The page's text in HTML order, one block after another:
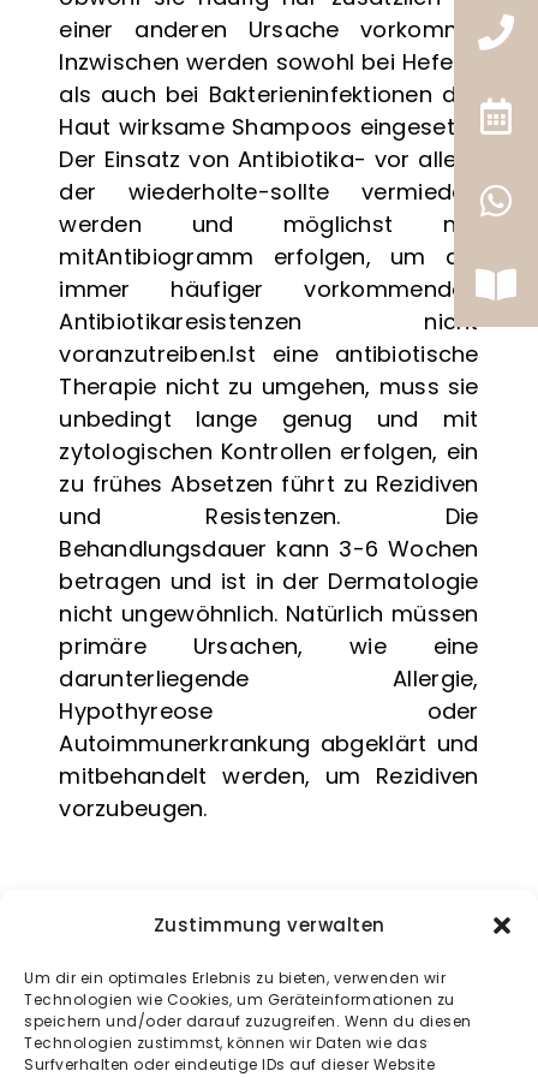
Zustimmung verwalten
Um dir ein optimales Erlebnis zu bieten, verwenden wir
Technologien wie Cookies, um Geräteinformationen zu
speichern und/oder darauf zuzugreifen. Wenn du diesen
Technologien zustimmst, können wir Daten wie das
Surfverhalten oder eindeutige IDs auf dieser Website
Futtermittelallergie Anamesebogen Online
Futtermittelallergie beim Haustier –
Unverträglichkeiten bei Hund und Katze
Hauterkrankungen bei Hund und Katze – Ekzem
beim Haustier
Kampf dem Fellverlust! Allergie als Übeltäter
Kompetente Online-Beratung für Ihr Haustier
bei Futtermittelallergien und
Unverträglichkeiten
Leistungen der Kleintierpraxis Seeburg
Ernährungs-Tagebuch
Glossar – Erkrankungen bei Haustieren – Hund,
Katze und Kaninchen
Kontakt
Menüeintrag
einer anderen Ursache vorkommt.
Inzwischen werden sowohl bei Hefen-
als auch bei Bakterieninfektionen der
Haut wirksame Shampoos eingesetzt.
Der Einsatz von Antibiotika- vor allem
der wiederholte-sollte vermieden
werden und möglichst nur
mitAntibiogramm erfolgen, um die
immer häufigervorkommenden
Antibiotikaresistenzen nicht
voranzutreiben.Ist eine antibiotische
Therapie nicht zu umgehen, muss sie
unbedingt lange genug und mit
zytologischen Kontrollen erfolgen, ein
zu frühes Absetzen führt zu Rezidiven
und Resistenzen. Die
Behandlungsdauer kann 3-6 Wochen
betragen und ist in der Dermatologie
nicht ungewöhnlich. Natürlich müssen
primäre Ursachen, wie eine
darunterliegende Allergie,
Hypothyreose oder
Autoimmunerkrankung abgeklärt und
mitbehandelt werden, um Rezidiven
vorzubeugen.
Schwerpunkt
Dermatologie